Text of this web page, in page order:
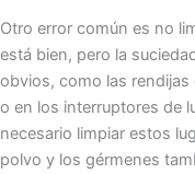
Otro error común es no
está bien, pero la
obvios, como las
o en los interruptores de
necesario limpiar estos
polvo y los gérmenes